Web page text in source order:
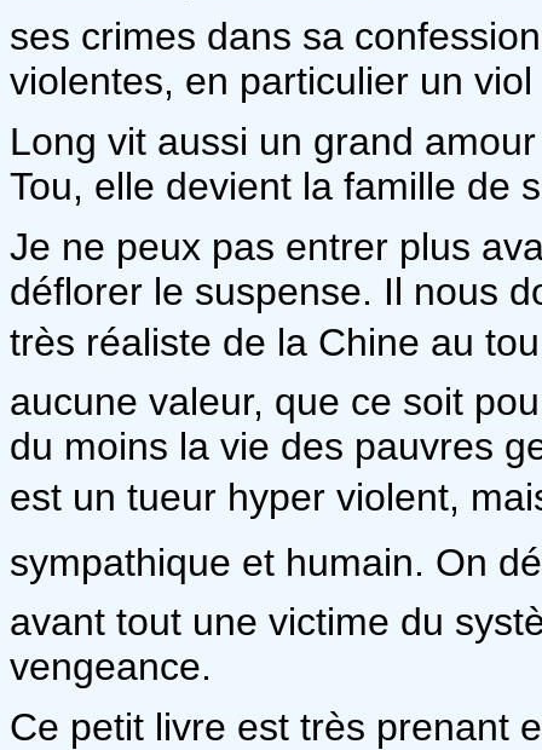
ses crimes dans sa
violentes, en particulier un
Long vit aussi un grand
Tou, elle devient la famille de
Je ne peux pas entrer plus
déflorer le suspense. Il nous
très réaliste de la Chine au
aucune valeur, que ce soit
du moins la vie des pauvres
est un tueur hyper violent,
sympathique et humain. On
avant tout une victime du
vengeance.
Ce petit livre est très prenant